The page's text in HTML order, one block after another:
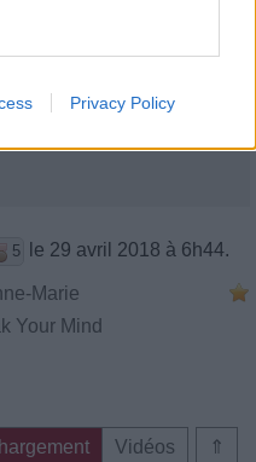
Privacy Policy
5 le 29 avril 2018 à 6h44.
Marie
Your Mind
⇑
Vidéos